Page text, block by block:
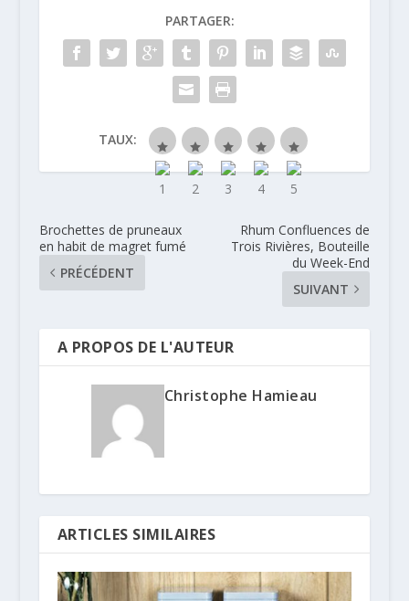
PARTAGER:
TAUX:
Brochettes de pruneaux
en habit de magret fumé
PRÉCÉDENT
Rhum Confluences de
Trois Rivières, Bouteille
du Week-End
SUIVANT
A PROPOS DE L'AUTEUR
Christophe Hamieau
ARTICLES SIMILAIRES